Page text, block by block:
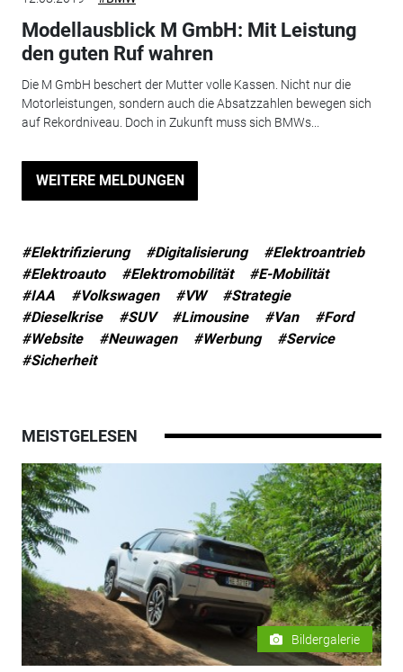
Modellausblick M GmbH: Mit Leistung
den guten Ruf wahren
Die M GmbH beschert der Mutter volle Kassen. Nicht nur die
Motorleistungen, sondern auch die Absatzzahlen bewegen sich
auf Rekordniveau. Doch in Zukunft muss sich BMWs...
WEITERE MELDUNGEN
#Elektrifizierung #Digitalisierung
#Elektroantrieb
#Elektroauto
#Elektromobilität
#E-Mobilität
#IAA
#Volkswagen #VW
#Strategie
#Dieselkrise
#SUV #Limousine #Van
#Ford
#Website
#Neuwagen #Werbung
#Service
#Sicherheit
MEISTGELESEN
Bildergalerie